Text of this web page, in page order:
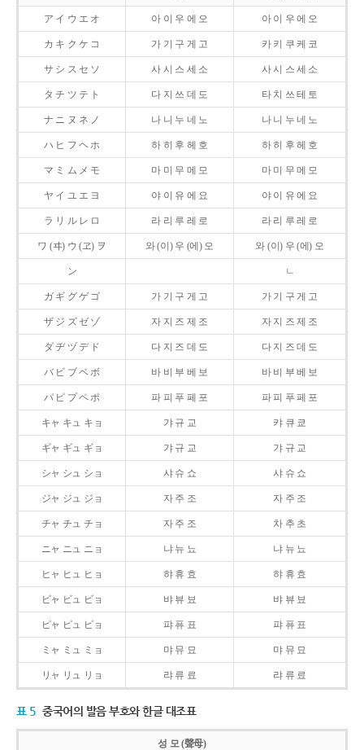
ア イ ウ エ オ 아 이 우 에 오 아 이 우 에 오
カ キ ク ケ コ 가 기 구 게 고 카 키 쿠 케 코
サ シ ス セ ソ 사 시 스 세 소 사 시 스 세 소
タ チ ツ テ ト 다 지 쓰 데 도 타 치 쓰 테 토
ナ ニ ヌ ネ ノ 나 니 누 네 노 나 니 누 네 노
ハ ヒ フ ヘ ホ 하 히 후 헤 호 하 히 후 헤 호
マ ミ ム メ モ 마 미 무 메 모 마 미 무 메 모
ヤ イ ユ エ ヨ 야 이 유 에 요 야 이 유 에 요
ラ リ ル レ ロ 라 리 루 레 로 라 리 루 레 로
ワ (ヰ) ウ (ヱ) ヲ 와 (이) 우 (에) 오 와 (이) 우 (에) 오
ン ㄴ
ガ ギ グ ゲ ゴ 가 기 구 게 고 가 기 구 게 고
ザ ジ ズ ゼ ゾ 자 지 즈 제 조 자 지 즈 제 조
ダ ヂ ヅ デ ド 다 지 즈 데 도 다 지 즈 데 도
バ ビ ブ ベ ボ 바 비 부 베 보 바 비 부 베 보
パ ピ プ ペ ポ 파 피 푸 페 포 파 피 푸 페 포
キャ キュ キョ 갸 규 교 캬 큐 쿄
ギャ ギュ ギョ 갸 규 교 갸 규 교
シャ シュ ショ 샤 슈 쇼 샤 슈 쇼
ジャ ジュ ジョ 자 주 조 자 주 조
チャ チュ チョ 자 주 조 차 추 초
ニャ ニュ ニョ 냐 뉴 뇨 냐 뉴 뇨
ヒャ ヒュ ヒョ 햐 휴 효 햐 휴 효
ビャ ビュ ビョ 뱌 뷰 뵤 뱌 뷰 뵤
ピャ ピュ ピョ 퍄 퓨 표 퍄 퓨 표
ミャ ミュ ミョ 먀 뮤 묘 먀 뮤 묘
リャ リュ リョ 랴 류 료 랴 류 료
표 5 중국어의 발음 부호와 한글 대조표
성 모 (聲母)